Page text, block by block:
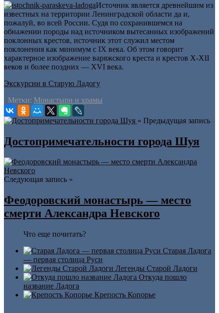
Источник является древнейшим из
известных на территории Ленинградской области да и,
пожалуй, во всей России. Судя по сохранившемся на
обнажении породы над источником вытесанных изображений
поклонных крестов, источник этот служил местом
поклонения как минимум с IX века. Об этом говорит
характерное изображение варяжского креста и крестов X-XII
веков и более поздних — XVI века.
Экскурсии в Старую Ладогу
Метки: Монастыри и храмы
« Предыдущая запись
Достопримечательности города Шуя
Следующая запись »
Феодоровский монастырь — место
смерти Александра Невского
Что еще почитать?
Старая Ладога
— первая столица Руси
Легенды Старой Ладоги
Откуда пошло
название Ладога
Крепость Копорье